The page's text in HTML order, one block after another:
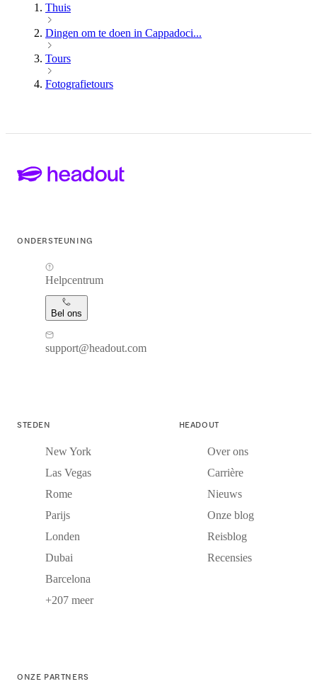
Thuis
Dingen om te doen in Cappadoci...
Tours
Fotografietours
ONDERSTEUNING
Helpcentrum
Bel ons
support@headout.com
STEDEN
New York
Las Vegas
Rome
Parijs
Londen
Dubai
Barcelona
+207 meer
HEADOUT
Over ons
Carrière
Nieuws
Onze blog
Reisblog
Recensies
ONZE PARTNERS